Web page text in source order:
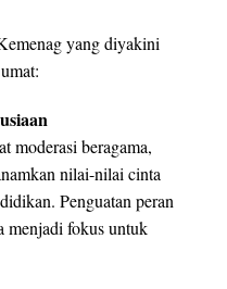
yang diyakini
moderasi beragama,
nilai-nilai cinta
Penguatan peran
fokus untuk